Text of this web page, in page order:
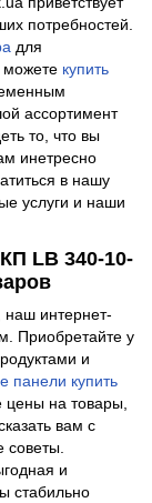
потребностей.
для
можете купить
ассортимент
то, что вы
инетресно
в нашу
услуги и наши
LB 340-10-
наш интернет-
Приобретайте у
и
панели купить
цены на товары,
вам с
советы.
и
стабильно